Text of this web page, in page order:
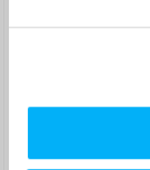
Smartposti
DPD
Rugpjūtis
DPD